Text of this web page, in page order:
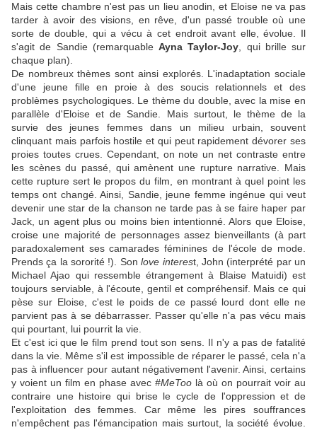
Mais cette chambre n'est pas un lieu anodin, et Eloise ne va pas
tarder à avoir des visions, en rêve, d'un passé trouble où une
sorte de double, qui a vécu à cet endroit avant elle, évolue. Il
s'agit de Sandie (remarquable Ayna Taylor-Joy , qui brille sur
chaque plan).
De nombreux thèmes sont ainsi explorés. L'inadaptation sociale
d'une jeune fille en proie à des soucis relationnels et des
problèmes psychologiques. Le thème du double, avec la mise en
parallèle d'Eloise et de Sandie. Mais surtout, le thème de la
survie des jeunes femmes dans un milieu urbain, souvent
clinquant mais parfois hostile et qui peut rapidement dévorer ses
proies toutes crues. Cependant, on note un net contraste entre
les scènes du passé, qui amènent une rupture narrative. Mais
cette rupture sert le propos du film, en montrant à quel point les
temps ont changé. Ainsi, Sandie, jeune femme ingénue qui veut
devenir une star de la chanson ne tarde pas à se faire haper par
Jack, un agent plus ou moins bien intentionné. Alors que Eloise,
croise une majorité de personnages assez bienveillants (à part
paradoxalement ses camarades féminines de l'école de mode.
Prends ça la sororité !). Sonlove interest, John (interprété par un
Michael Ajao qui ressemble étrangement à Blaise Matuidi) est
toujours serviable, à l'écoute, gentil et compréhensif. Mais ce qui
pèse sur Eloise, c'est le poids de ce passé lourd dont elle ne
parvient pas à se débarrasser. Passer qu'elle n'a pas vécu mais
qui pourtant, lui pourrit la vie.
Et c'est ici que le film prend tout son sens. Il n'y a pas de fatalité
dans la vie. Même s'il est impossible de réparer le passé, cela n'a
pas à influencer pour autant négativement l'avenir. Ainsi, certains
y voient un film en phase avec #MeToo là où on pourrait voir au
contraire une histoire qui brise le cycle de l'oppression et de
l'exploitation des femmes. Car même les pires souffrances
n'empêchent pas l'émancipation mais surtout, la société évolue.